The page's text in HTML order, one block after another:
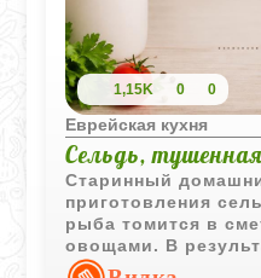
1,15K 0 0
Еврейская кухня
Сельдь,
Старинный
приготовления
рыба томится в
овощами. В
насыщенное блюдо